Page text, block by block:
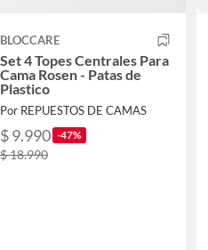
BLOCCARE
Set 4 Topes Centrales Para
Cama Rosen - Patas de
Plastico
Por REPUESTOS DE CAMAS
$ 9.990 -47%
$ 18.990